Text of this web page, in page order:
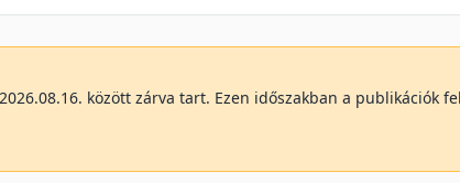
között zárva tart. Ezen időszakban a publikációk